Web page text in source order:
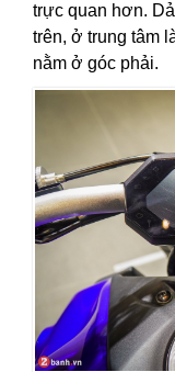
trực quan hơn.
trên, ở trung tâm
nằm ở góc phải.